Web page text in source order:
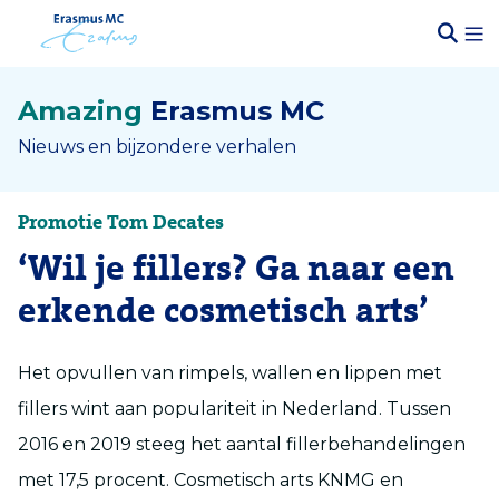
Amazing Erasmus MC
Nieuws en bijzondere verhalen
Promotie Tom Decates
‘Wil je fillers? Ga naar een
erkende cosmetisch arts’
Het opvullen van rimpels, wallen en lippen met
fillers wint aan populariteit in Nederland. Tussen
2016 en 2019 steeg het aantal fillerbehandelingen
met 17,5 procent. Cosmetisch arts KNMG en